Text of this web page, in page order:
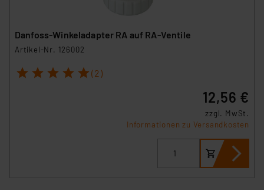
Danfoss-Winkeladapter RA auf RA-Ventile
Artikel-Nr. 126002
1 2 3 4 5 (2)
12,56 €
zzgl. MwSt.
Informationen zu Versandkosten